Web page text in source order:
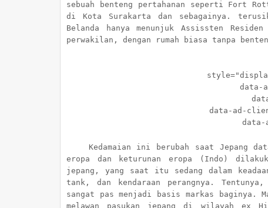
sebuah benteng pertahanan seperti Fort
di Kota Surakarta dan sebagainya.
Belanda hanya menunjuk Assissten
perwakilan, dengan rumah biasa tanpa
data-
data-
data-ad-
data-ad-
Kedamaian ini berubah saat Jepang
eropa dan keturunan eropa (Indo)
jepang, yang saat itu sedang dalam
tank, dan kendaraan perangnya.
sangat pas menjadi basis markas baginya.
melawan pasukan jepang di wilayah ex